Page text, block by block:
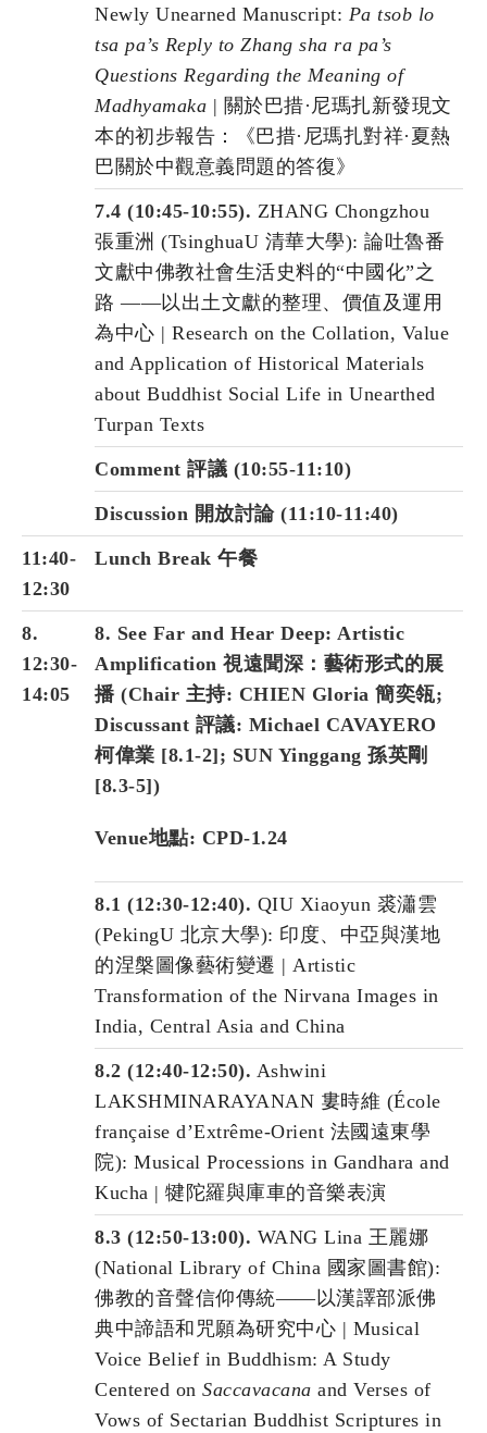
Newly Unearned Manuscript: Pa tsob lo
tsa pa’s Reply to Zhang sha ra pa’s
Questions Regarding the Meaning of
Madhyamaka | 關於巴措·尼瑪扎新發現文
本的初步報告：《巴措·尼瑪扎對祥·夏熱
巴關於中觀意義問題的答復》
7.4 (10:45-10:55). ZHANG Chongzhou
張重洲 (TsinghuaU 清華大學): 論吐魯番
文獻中佛教社會生活史料的“中國化”之
路 ——以出土文獻的整理、價值及運用
為中心 | Research on the Collation, Value
and Application of Historical Materials
about Buddhist Social Life in Unearthed
Turpan Texts
Comment 評議 (10:55-11:10)
Discussion 開放討論 (11:10-11:40)
11:40-
12:30
Lunch Break 午餐
8.
12:30-
14:05
8. See Far and Hear Deep: Artistic
Amplification 視遠聞深：藝術形式的展
播 (Chair 主持: CHIEN Gloria 簡奕瓴;
Discussant 評議: Michael CAVAYERO
柯偉業 [8.1-2]; SUN Yinggang 孫英剛
[8.3-5])
Venue地點: CPD-1.24
8.1 (12:30-12:40). QIU Xiaoyun 裘瀟雲
(PekingU 北京大學): 印度、中亞與漢地
的涅槃圖像藝術變遷 | Artistic
Transformation of the Nirvana Images in
India, Central Asia and China
8.2 (12:40-12:50). Ashwini
LAKSHMINARAYANAN 婁時維 (École
française d’Extrême-Orient 法國遠東學
院): Musical Processions in Gandhara and
Kucha | 犍陀羅與庫車的音樂表演
8.3 (12:50-13:00). WANG Lina 王麗娜
(National Library of China 國家圖書館):
佛教的音聲信仰傳統——以漢譯部派佛
典中諦語和咒願為研究中心 | Musical
Voice Belief in Buddhism: A Study
Centered on Saccavacana and Verses of
Vows of Sectarian Buddhist Scriptures in